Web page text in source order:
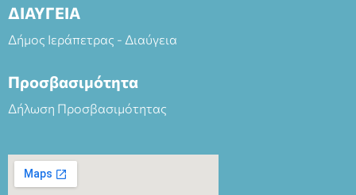
ΔΙΑΥΓΕΙΑ
Δήμος Ιεράπετρας - Διαύγεια
Προσβασιμότητα
Δήλωση Προσβασιμότητας